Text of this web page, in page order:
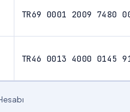
TR69 0001 2009 7480
TR46 0013 4000 0145